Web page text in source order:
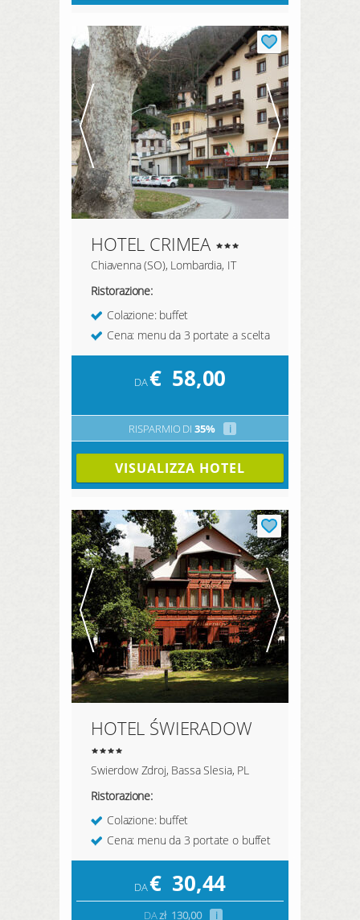
HOTEL CRIMEA
Chiavenna (SO), Lombardia, IT
Ristorazione:
Colazione: buffet
Cena: menu da 3 portate a scelta
DA€ 58,00
RISPARMIO DI 35% i
VISUALIZZA HOTEL
HOTEL ŚWIERADOW
Swierdow Zdroj, Bassa Slesia, PL
Ristorazione:
Colazione: buffet
Cena: menu da 3 portate o buffet
DA€ 30,44
DAzł 130,00
i